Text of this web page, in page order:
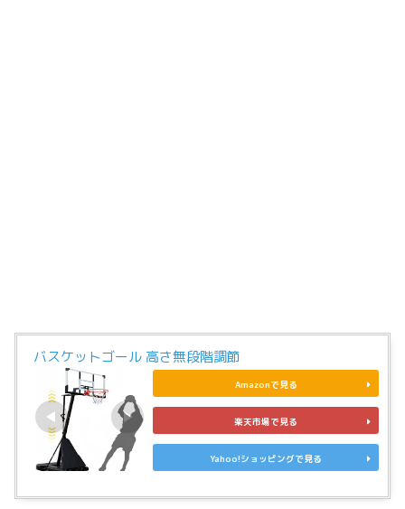
バスケットゴール 高さ無段階調節
Amazonで見る
楽天市場で見る
Yahoo!ショッピングで見る